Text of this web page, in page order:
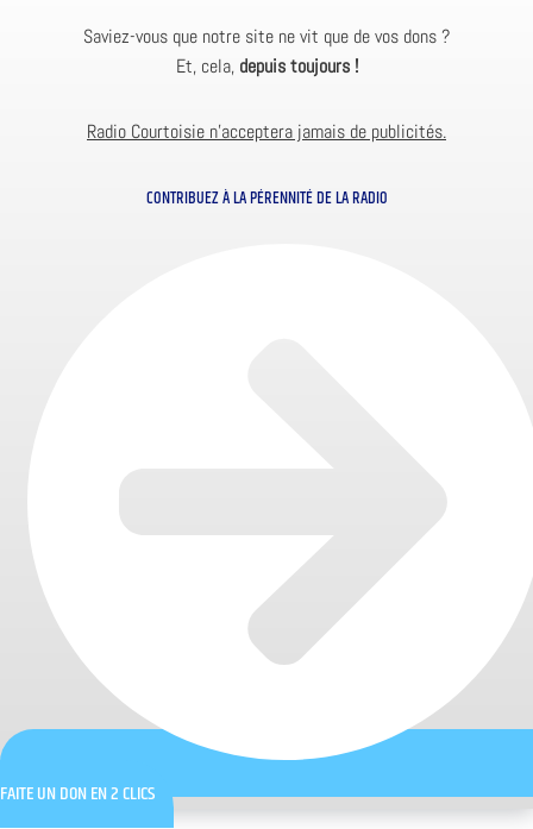
Saviez-vous que notre site ne vit que de vos dons ?
Et, cela, depuis toujours !
Radio Courtoisie n’acceptera jamais de publicités.
CONTRIBUEZ À LA PÉRENNITÉ DE LA RADIO
FAITE UN DON EN 2 CLICS